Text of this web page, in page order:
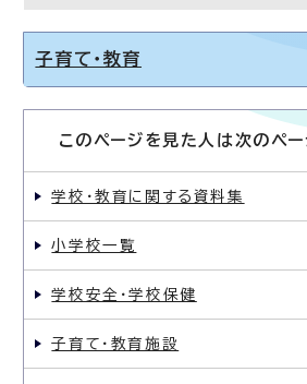
子育て・教育
このページを見た人は次のペ
学校・教育に関する資料集
小学校一覧
学校安全・学校保健
子育て・教育施設